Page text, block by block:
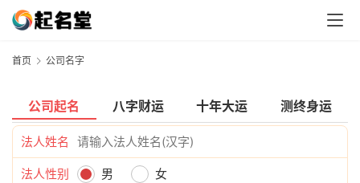
首页 公司名字
公司起名 八字财运 十年大运 测终身运
法人姓名
法人性别 男 女